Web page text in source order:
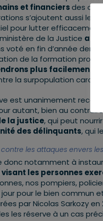
et financiersdes
s’ajoutent aussi les
pour lutter
de la Justice a
voté en fin d’année
de la formation
plus facilement
la surpopulation
est unanimement
autant, bien au
la justice, qui peut
des délinquants, qui
les attaques envers
donc notamment à
les personnes
nos pompiers,
pour le bien commun
par Nicolas Sarkozy
les réserve à un cas